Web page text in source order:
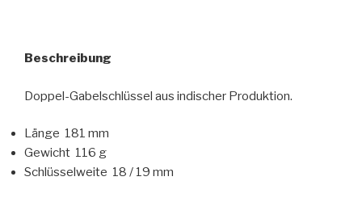
Beschreibung
Doppel-Gabelschlüssel aus indischer Produktion.
Länge 181 mm
Gewicht 116 g
Schlüsselweite 18 / 19 mm